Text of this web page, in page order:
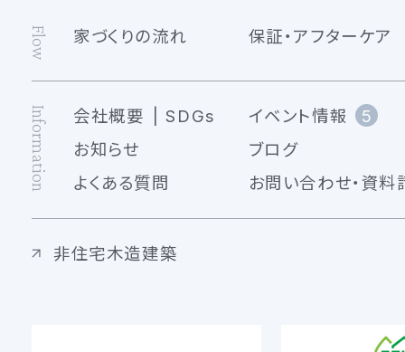
Flow 家づくりの流れ 保証・アフターケア
Information 会社概要 SDGs イベント情報
5
お知らせ
ブログ
よくある質問
お問い合わせ・資料
非住宅木造建築